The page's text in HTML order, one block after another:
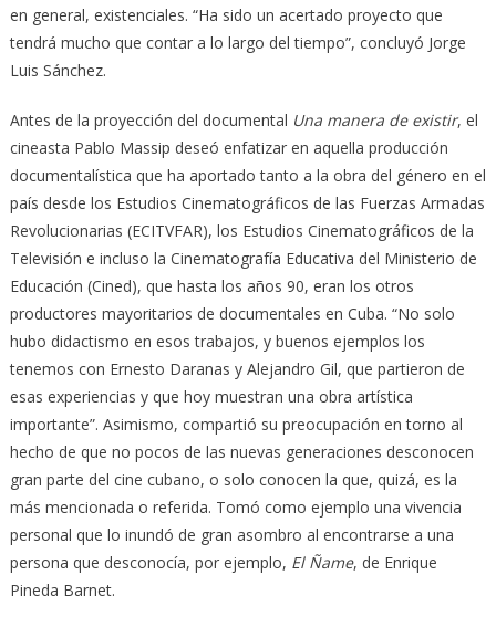
en general, existenciales. “Ha sido un acertado proyecto que
tendrá mucho que contar a lo largo del tiempo”, concluyó Jorge
Luis Sánchez.
Antes de la proyección del documental Una manera de existir, el
cineasta Pablo Massip deseó enfatizar en aquella producción
documentalística que ha aportado tanto a la obra del género en el
país desde los Estudios Cinematográficos de las Fuerzas Armadas
Revolucionarias (ECITVFAR), los Estudios Cinematográficos de la
Televisión e incluso la Cinematografía Educativa del Ministerio de
Educación (Cined), que hasta los años 90, eran los otros
productores mayoritarios de documentales en Cuba. “No solo
hubo didactismo en esos trabajos, y buenos ejemplos los
tenemos con Ernesto Daranas y Alejandro Gil, que partieron de
esas experiencias y que hoy muestran una obra artística
importante”. Asimismo, compartió su preocupación en torno al
hecho de que no pocos de las nuevas generaciones desconocen
gran parte del cine cubano, o solo conocen la que, quizá, es la
más mencionada o referida. Tomó como ejemplo una vivencia
personal que lo inundó de gran asombro al encontrarse a una
persona que desconocía, por ejemplo, El Ñame, de Enrique
Pineda Barnet.